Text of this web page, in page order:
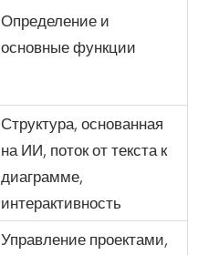
Определение и
основные функции
Структура, основанная
на ИИ, поток от текста к
диаграмме,
интерактивность
Управление проектами,